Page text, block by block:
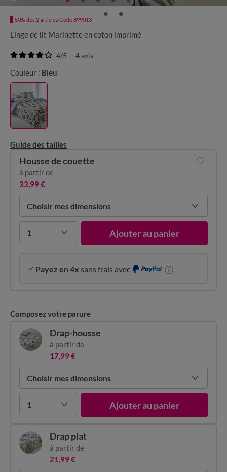
-50% dès 2 articles Code 899013
Linge de lit Marinette en coton imprimé
4/5 - 4avis
Couleur : Bleu
Guide des tailles
Choisir mes dimensions
1 Ajouter au panier
Payez en 4x sans frais avec i
Housse de couette
à partir de
33,99 €
Composez votre parure
Choisir mes dimensions
1 Ajouter au panier
Drap-housse
à partir de
17,99 €
Drap plat
à partir de
21,99 €